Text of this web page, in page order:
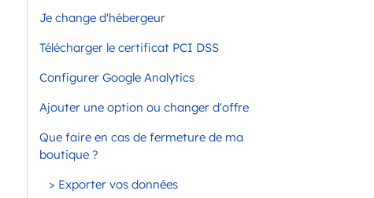
Je change d'hébergeur
Télécharger le certificat PCI DSS
Configurer Google Analytics
Ajouter une option ou changer d'offre
Que faire en cas de fermeture de ma
boutique ?
> Exporter vos données